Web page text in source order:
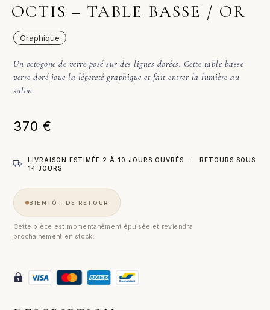
OCTIS – TABLE BASSE / OR
Graphique
Un octogone de verre posé sur des lignes dorées. Cette table basse
verre doré joue la légèreté graphique et fait entrer la lumière au
salon.
370€
LIVRAISON ESTIMÉE 2 À 10 JOURS OUVRÉS ·
RETOURS SOUS
14 JOURS
BIENTÔT DE RETOUR
Cette pièce est momentanément épuisée et reviendra
prochainement en stock.